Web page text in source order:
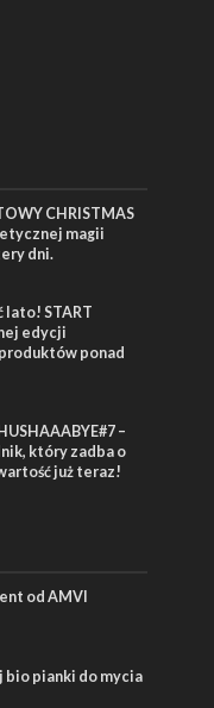
CHRISTMAS
magii
dni.
lato! START
edycji
ponad
–
który zadba o
już teraz!
od AMVI
bio pianki do mycia